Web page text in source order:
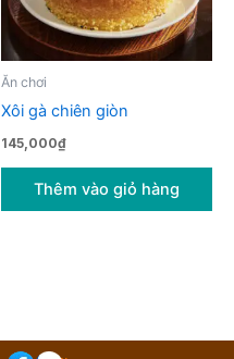
Ăn chơi
Xôi gà chiên giòn
145,000₫
Thêm vào giỏ hàng